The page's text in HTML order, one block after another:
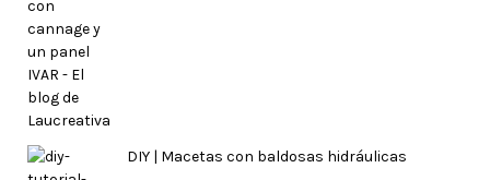
DIY | Macetas con baldosas hidráulicas